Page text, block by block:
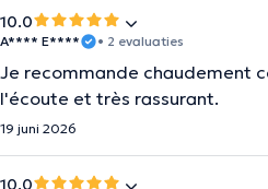
10.0
A**** E**** • 2 evaluaties
Je recommande chaudement
l'écoute et très rassurant.
19 juni 2026
10.0